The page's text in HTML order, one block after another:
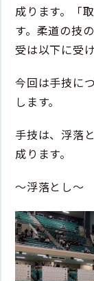
成ります。「
す。柔道の技
受は以下に受
今回は手技に
します。
手技は、浮落
成ります。
〜浮落とし〜